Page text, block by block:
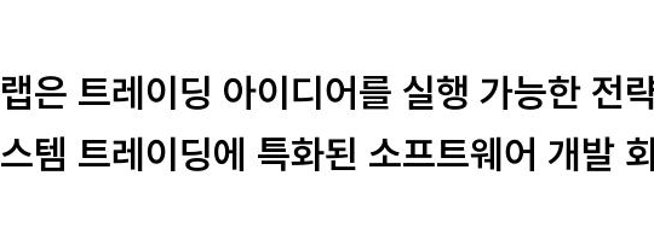
은 트레이딩 아이디어를 실행 가능한 전
템 트레이딩에 특화된 소프트웨어 개발